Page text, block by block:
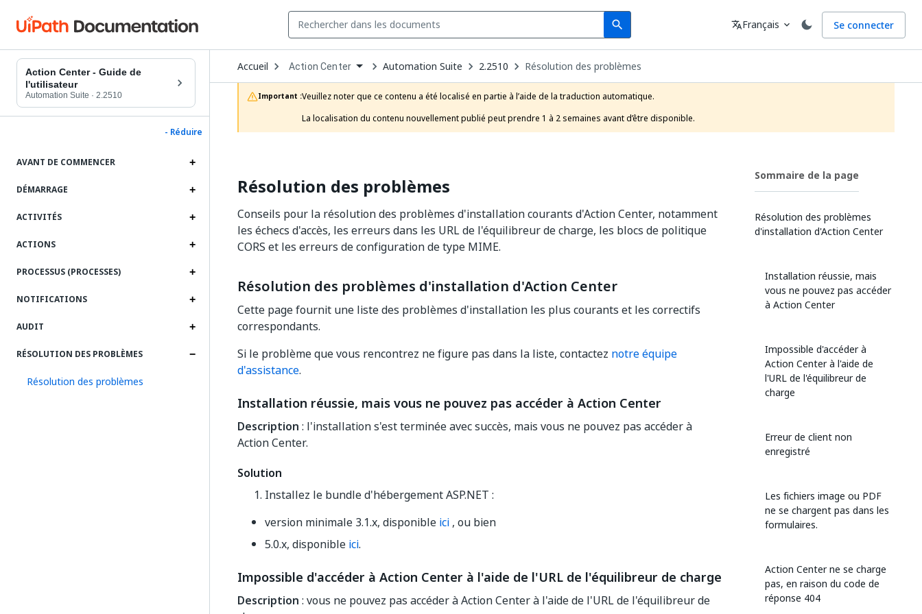
search
Search Langue
translateFrançais expand_more Se connecter
Action Center - Guide de
l'utilisateur
Automation Suite · 2.2510
- Réduire
AVANT DE COMMENCER
DÉMARRAGE
ACTIVITÉS
ACTIONS
PROCESSUS (PROCESSES)
NOTIFICATIONS
AUDIT
RÉSOLUTION DES PROBLÈMES
Résolution des problèmes
Accueil Open
Dropdown
to
choose
product
Action Center Automation Suite 2.2510 Résolution des problèmes
Important :Veuillez noter que ce contenu a été localisé en partie à l’aide de la traduction automatique.
La localisation du contenu nouvellement publié peut prendre 1 à 2 semaines avant d’être disponible.
Résolution des problèmes
Conseils pour la résolution des problèmes d'installation courants d'Action Center, notamment
les échecs d'accès, les erreurs dans les URL de l'équilibreur de charge, les blocs de politique
CORS et les erreurs de configuration de type MIME.
Résolution des problèmes d'installation d'Action Center
Cette page fournit une liste des problèmes d'installation les plus courants et les correctifs
correspondants.
Si le problème que vous rencontrez ne figure pas dans la liste, contactez notre équipe
d'assistance.
Installation réussie, mais vous ne pouvez pas accéder à Action Center
Description : l'installation s'est terminée avec succès, mais vous ne pouvez pas accéder à
Action Center.
Solution
Installez le bundle d'hébergement ASP.NET :
version minimale 3.1.x, disponible ici , ou bien
5.0.x, disponible ici.
Impossible d'accéder à Action Center à l'aide de l'URL de l'équilibreur de charge
Description : vous ne pouvez pas accéder à Action Center à l'aide de l'URL de l'équilibreur de
Sommaire de la page
Résolution des problèmes
d'installation d'Action Center
Installation réussie, mais
vous ne pouvez pas accéder
à Action Center
Impossible d'accéder à
Action Center à l'aide de
l'URL de l'équilibreur de
charge
Erreur de client non
enregistré
Les fichiers image ou PDF
ne se chargent pas dans les
formulaires.
Action Center ne se charge
pas, en raison du code de
réponse 404